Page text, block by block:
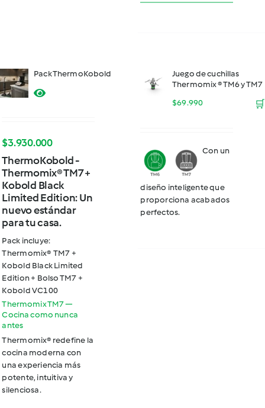
Pack ThermoKobold
$3.930.000
ThermoKobold -
Thermomix® TM7 +
Kobold Black
Limited Edition: Un
nuevo estándar
para tu casa.
Pack incluye:
Thermomix® TM7 +
Kobold Black Limited
Edition + Bolso TM7 +
Kobold VC100
Thermomix TM7 —
Cocina como nunca
antes
Thermomix® redefine la
cocina moderna con
una experiencia más
potente, intuitiva y
silenciosa.
Juego de cuchillas
Thermomix ® TM6 y TM7
$69.990 🛒
Con un
diseño inteligente que
proporciona acabados
perfectos.